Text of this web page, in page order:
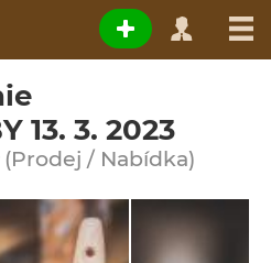
13. 3. 2023
(Prodej / Nabídka)